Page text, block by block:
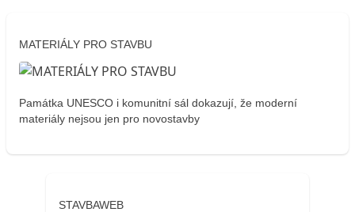
MATERIÁLY PRO STAVBU
Památka UNESCO i komunitní sál dokazují, že moderní
materiály nejsou jen pro novostavby
STAVBAWEB